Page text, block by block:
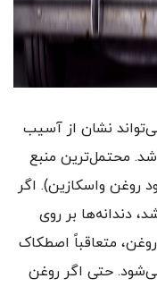
نشان از آسیب
محتمل‌ترین منبع
روغن واسکازین). اگر
دندانه‌ها بر روی
متعاقباً اصطکاک
حتی اگر روغن